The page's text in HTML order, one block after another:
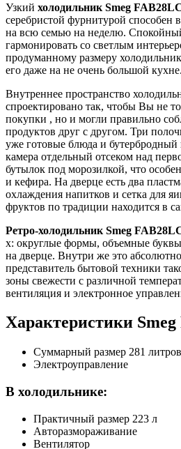
Узкий холодильник Smeg
серебристой фурнитурой способен
на всю семью на неделю.
гармонировать со светлым
продуманному размеру
его даже на не очень большой кухне.
Внутреннее пространство
спроектировано так, чтобы Вы не
покупки , но и могли правильно
продуктов друг с другом. Три
уже готовые блюда и бутербродный
камера отдельный отсеком над
бутылок под морозилкой, что
и кефира. На дверце есть два
охлаждения напитков и сетка для
фруктов по традиции находится в
Ретро-холодильник Smeg
х: округлые формы, объемные буквы
на дверце. Внутри же это
представитель бытовой техники
зоны свежести с различной
вентиляция и электронное
Характеристики
Суммарный размер 281 литров
Электроуправление
В холодильнике:
Практичный размер 223 л
Авторазмораживание
Вентилятор